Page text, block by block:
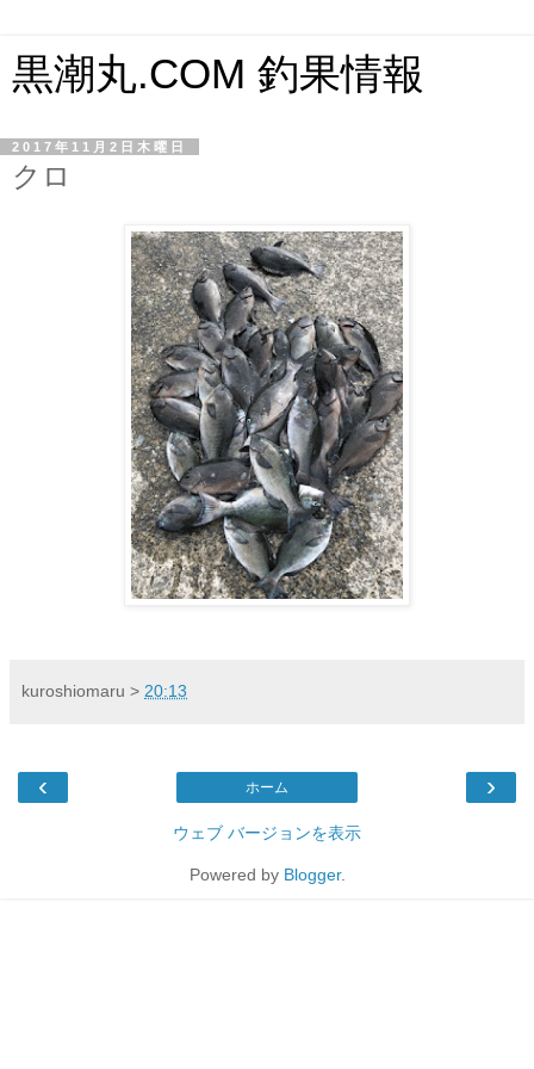
黒潮丸.COM 釣果情報
2017年11月2日木曜日
クロ
kuroshiomaru > 20:13
‹ ›
ホーム
ウェブ バージョンを表示
Powered by Blogger.